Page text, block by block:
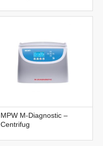
MPW M-Diagnostic –
Centrifug